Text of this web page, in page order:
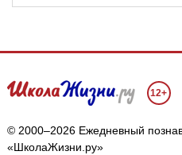
12+
© 2000–2026 Ежедневный
«ШколаЖизни.ру»